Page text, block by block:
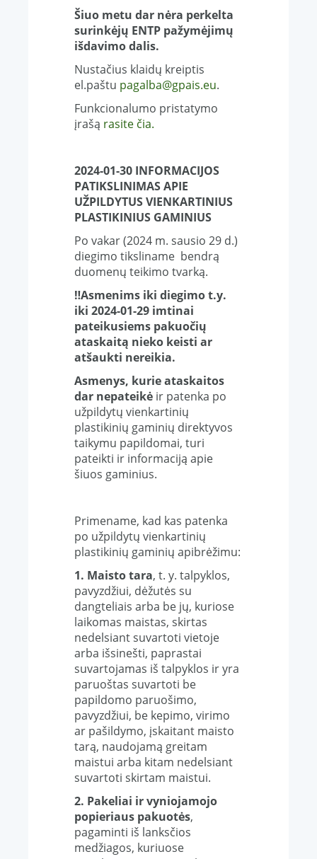
Šiuo metu dar nėra perkelta
surinkėjų ENTP pažymėjimų
išdavimo dalis.
Nustačius klaidų kreiptis
el.paštu pagalba@gpais.eu.
Funkcionalumo pristatymo
įrašą rasite čia.
2024-01-30 INFORMACIJOS
PATIKSLINIMAS APIE
UŽPILDYTUS VIENKARTINIUS
PLASTIKINIUS GAMINIUS
Po vakar (2024 m. sausio 29 d.)
diegimo tiksliname bendrą
duomenų teikimo tvarką.
‼️Asmenims iki diegimo t.y.
iki 2024-01-29 imtinai
pateikusiems pakuočių
ataskaitą nieko keisti ar
atšaukti nereikia.
Asmenys, kurie ataskaitos
dar nepateikė ir patenka po
užpildytų vienkartinių
plastikinių gaminių direktyvos
taikymu papildomai, turi
pateikti ir informaciją apie
šiuos gaminius.
Primename, kad kas patenka
po užpildytų vienkartinių
plastikinių gaminių apibrėžimu:
1. Maisto tara, t. y. talpyklos,
pavyzdžiui, dėžutės su
dangteliais arba be jų, kuriose
laikomas maistas, skirtas
nedelsiant suvartoti vietoje
arba išsinešti, paprastai
suvartojamas iš talpyklos ir yra
paruoštas suvartoti be
papildomo paruošimo,
pavyzdžiui, be kepimo, virimo
ar pašildymo, įskaitant maisto
tarą, naudojamą greitam
maistui arba kitam nedelsiant
suvartoti skirtam maistui.
2. Pakeliai ir vyniojamojo
popieriaus pakuotės,
pagaminti iš lanksčios
medžiagos, kuriuose